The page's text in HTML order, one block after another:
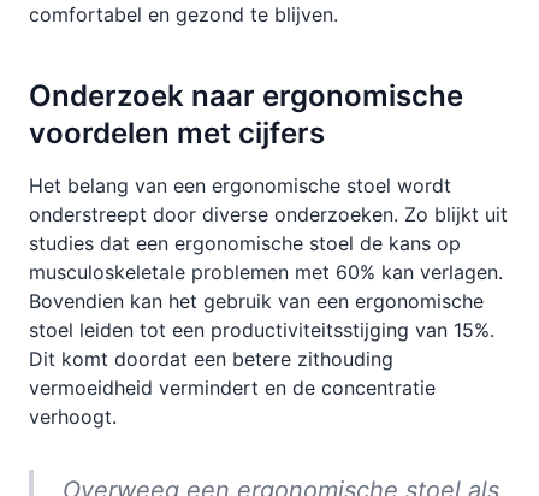
comfortabel en gezond te blijven.
Onderzoek naar ergonomische
voordelen met cijfers
Het belang van een ergonomische stoel wordt
onderstreept door diverse onderzoeken. Zo blijkt uit
studies dat een ergonomische stoel de kans op
musculoskeletale problemen met 60% kan verlagen.
Bovendien kan het gebruik van een ergonomische
stoel leiden tot een productiviteitsstijging van 15%.
Dit komt doordat een betere zithouding
vermoeidheid vermindert en de concentratie
verhoogt.
Overweeg een ergonomische stoel als